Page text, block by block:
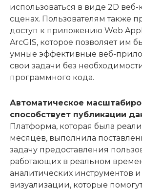
использоваться в виде 2D веб-
сценах. Пользователям также
доступ к приложению Web
ArcGIS, которое позволяет им
умные эффективные веб-
свои задачи без
программного кода.
Автоматическое
способствует публикации
Платформа, которая была
месяцев, выполнила
задачу предоставления
работающих в реальном
аналитических инструментов
визуализации, которые